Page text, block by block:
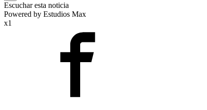
Escuchar esta noticia
Powered by Estudios Max
x1